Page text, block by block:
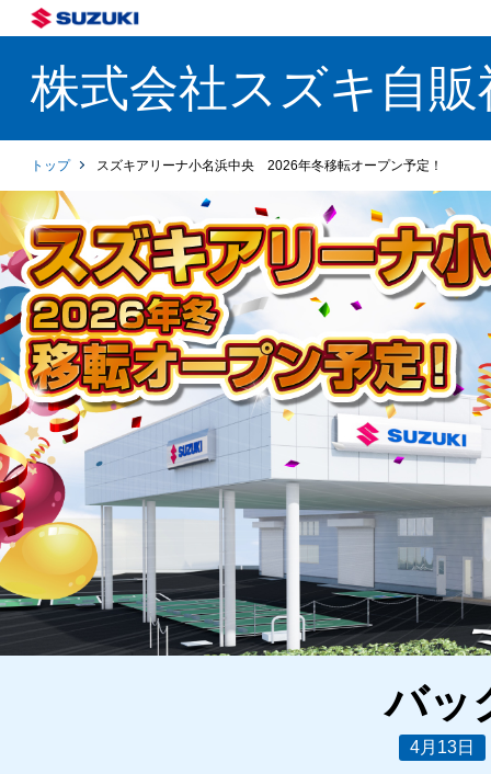
株式会社スズキ自販
トップ スズキアリーナ小名浜中央 2026年冬移転オープン予定！
バッ
4月13日